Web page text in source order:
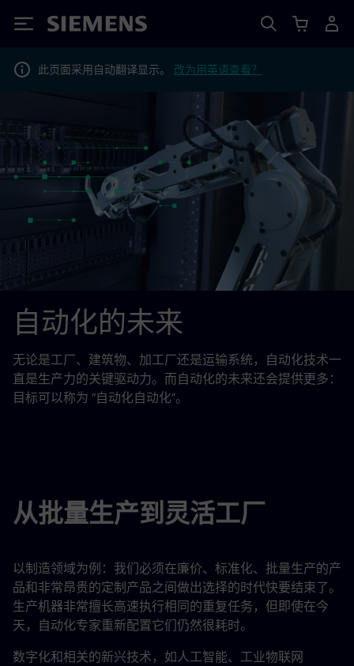
Siemens
此页面采用自动翻译显示。 改为用英语查看？
自动化的未来
无论是工厂、建筑物、加工厂还是运输系统，自动化技术一
直是生产力的关键驱动力。而自动化的未来还会提供更多：
目标可以称为 “自动化自动化”。
从批量生产到灵活工厂
以制造领域为例：我们必须在廉价、标准化、批量生产的产
品和非常昂贵的定制产品之间做出选择的时代快要结束了。
生产机器非常擅长高速执行相同的重复任务，但即使在今
天，自动化专家重新配置它们仍然很耗时。
数字化和相关的新兴技术，如人工智能、工业物联网